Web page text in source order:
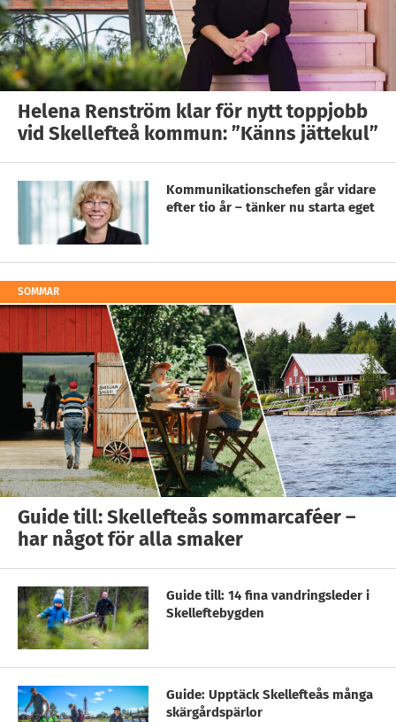
Helena Renström klar för nytt toppjobb
vid Skellefteå kommun: ”Känns jättekul”
Kommunikationschefen går vidare
efter tio år – tänker nu starta eget
SOMMAR
Guide till: Skellefteås sommarcaféer –
har något för alla smaker
Guide till: 14 fina vandringsleder i
Skelleftebygden
Guide: Upptäck Skellefteås många
skärgårdspärlor